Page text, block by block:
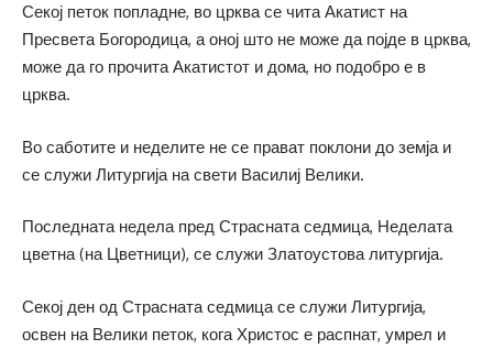
Секој петок попладне, во црква се чита Акатист на
Пресвета Богородица, а оној што не може да појде в црква,
може да го прочита Акатистот и дома, но подобро е в
црква.
Во саботите и неделите не се прават поклони до земја и
се служи Литургија на свети Василиј Велики.
Последната недела пред Страсната седмица, Неделата
цветна (на Цветници), се служи Златоустова литургија.
Секој ден од Страсната седмица се служи Литургија,
освен на Велики петок, кога Христос е распнат, умрел и